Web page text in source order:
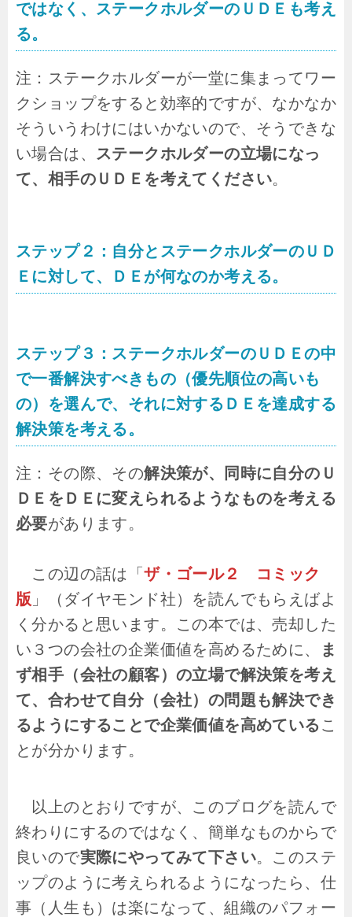
ではなく、ステークホルダーのＵＤＥも考え
る。
注：ステークホルダーが一堂に集まってワー
クショップをすると効率的ですが、なかなか
そういうわけにはいかないので、そうできな
い場合は、 ステークホルダーの立場になっ
て、相手のＵＤＥを考えてください。
ステップ２：自分とステークホルダーのＵＤ
Ｅに対して、ＤＥが何なのか考える。
ステップ３：ステークホルダーのＵＤＥの中
で一番解決すべきもの（優先順位の高いも
の）を選んで、それに対するＤＥを達成する
解決策を考える。
注：その際、その解決策が、同時に自分のＵ
ＤＥをＤＥに変えられるようなものを考える
必要があります。
この辺の話は「ザ・ゴール２ コミック
版 」（ダイヤモンド社）を読んでもらえばよ
く分かると思います。この本では、売却した
い３つの会社の企業価値を高めるために、
ま
ず相手（会社の顧客）の立場で解決策を考え
て、合わせて自分（会社）の問題も解決でき
るようにすることで企業価値を高めている こ
とが分かります。
以上のとおりですが、このブログを読んで
終わりにするのではなく、簡単なものからで
良いので実際にやってみて下さい。このステ
ップのように考えられるようになったら、仕
事（人生も）は楽になって、組織のパフォー